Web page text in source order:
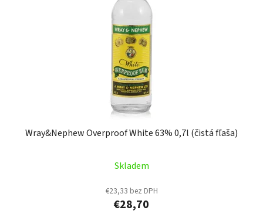
Wray&Nephew Overproof White 63% 0,7l (čistá fľaša)
Skladem
€23,33 bez DPH
€28,70